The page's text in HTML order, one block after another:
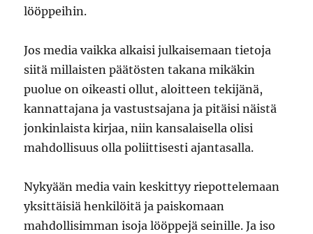
lööppeihin.
Jos media vaikka alkaisi julkaisemaan tietoja
siitä millaisten päätösten takana mikäkin
puolue on oikeasti ollut, aloitteen tekijänä,
kannattajana ja vastustsajana ja pitäisi näistä
jonkinlaista kirjaa, niin kansalaisella olisi
mahdollisuus olla poliittisesti ajantasalla.
Nykyään media vain keskittyy riepottelemaan
yksittäisiä henkilöitä ja paiskomaan
mahdollisimman isoja lööppejä seinille. Ja iso